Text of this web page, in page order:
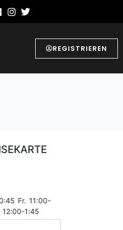
REGISTRIEREN
Fr. 11:00-
12:00-1:45